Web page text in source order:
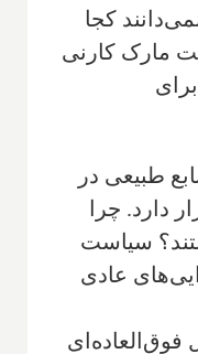
کجا
مارک کارنی
طبیعی در
دارد. چرا
سیاست
عادی
فوق‌العاده‌ای